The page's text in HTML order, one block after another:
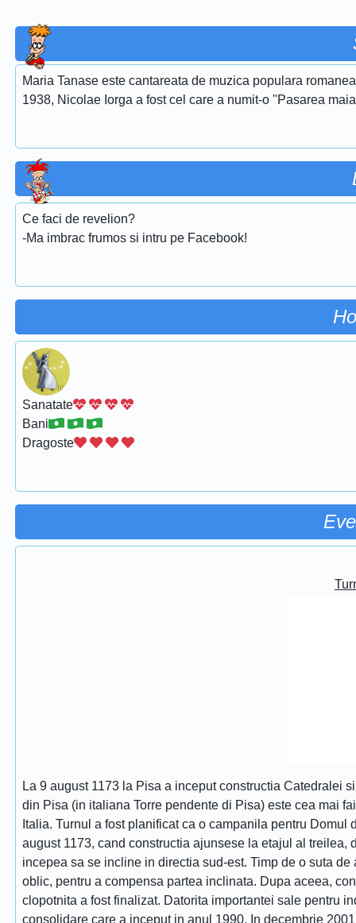
Maria Tanase este cantareata de muzica populara
1938, Nicolae Iorga a fost cel care a numit-o ''Pasarea
Ce faci de revelion?
-Ma imbrac frumos si intru pe Facebook!
Sanatate
Bani
Dragoste
La 9 august 1173 la Pisa a inceput constructia Catedralei
din Pisa (in italiana Torre pendente di Pisa) este cea mai
Italia. Turnul a fost planificat ca o campanila pentru
august 1173, cand constructia ajunsese la etajul al
incepea sa se incline in directia sud-est. Timp de o suta
oblic, pentru a compensa partea inclinata. Dupa aceea,
clopotnita a fost finalizat. Datorita importantei sale pentru
consolidare care a inceput in anul 1990. In decembrie